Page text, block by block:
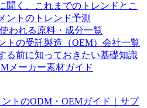
聞く、これまでのトレンドとこ
ントのトレンド予測
われる原料・成分一覧
トの受託製造（OEM）会社一覧
る前に知っておきたい基礎知識
メーカー素材ガイド
トのODM・OEMガイド｜サプ